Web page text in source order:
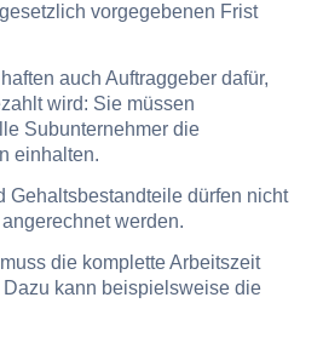
vorgegebenen Frist
auch Auftraggeber dafür,
wird: Sie müssen
Subunternehmer die
einhalten.
Gehaltsbestandteile dürfen nicht
werden.
die komplette Arbeitszeit
kann beispielsweise die